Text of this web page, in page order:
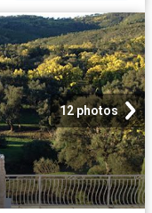
12 photos